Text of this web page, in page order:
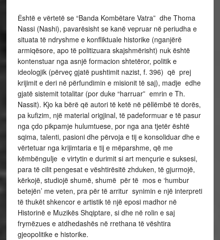
Ёshtë e vërtetë se “Banda Kombëtare Vatra” dhe Thoma
Nassi (Nashi), pavarësisht se kanë vepruar në periudha e
situata të ndryshme e konfliktuale historike (nganjërë
armiqësore, apo të politizuara skajshmërisht) nuk është
kontenstuar nga asnjë formacion shtetëror, politik e
ideologjik (përveç gjatë pushtimit nazist, f. 396) që prej
krijimit e deri në përfundimin e misionit të saj), madje edhe
gjatë sistemit totalitar (por duke “harruar” emrin e Th.
Nassit). Kjo ka bërë që autori të ketë në pëllëmbë të dorës,
pa kufizim, një material origjinal, të padeformuar e të pasur
nga çdo pikpamje hulumtuese, por nga ana tjetër është
sqima, talenti, pasioni dhe përvoja e tij e konsoliduar dhe e
vërtetuar nga krijimtaria e tij e mëparshme, që me
këmbëngulje e virtytin e durimit si art mençurie e suksesi,
para të cilit pengesat e vështirësitë zhduken, të gjurmojë,
kërkojë, studiojë shumë, shumë për të mos e ‘humbur
betejën’ me veten, pra për të arritur synimin e një interpreti
të thukët shkencor e artistik të një eposi madhor në
Historinë e Muzikës Shqiptare, si dhe në rolin e saj
frymëzues e atdhedashës në rrethana të vështira
gjeopolitike e historike.